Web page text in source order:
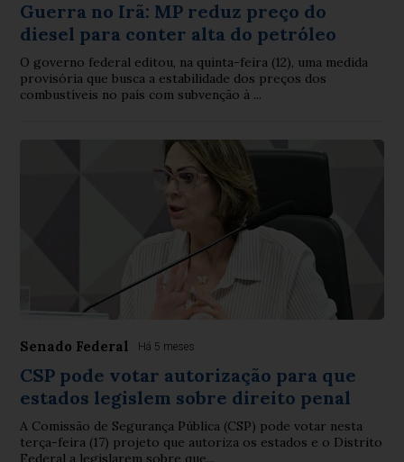
Guerra no Irã: MP reduz preço do
diesel para conter alta do petróleo
O governo federal editou, na quinta-feira (12), uma medida
provisória que busca a estabilidade dos preços dos
combustíveis no país com subvenção à ...
Senado Federal Há 5 meses
CSP pode votar autorização para que
estados legislem sobre direito penal
A Comissão de Segurança Pública (CSP) pode votar nesta
terça-feira (17) projeto que autoriza os estados e o Distrito
Federal a legislarem sobre que...